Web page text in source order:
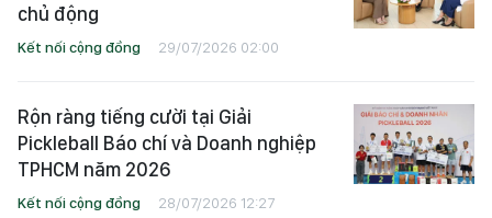
chủ động
Kết nối cộng đồng 29/07/2026 02:00
Rộn ràng tiếng cười tại Giải
Pickleball Báo chí và Doanh nghiệp
TPHCM năm 2026
Kết nối cộng đồng 28/07/2026 12:27